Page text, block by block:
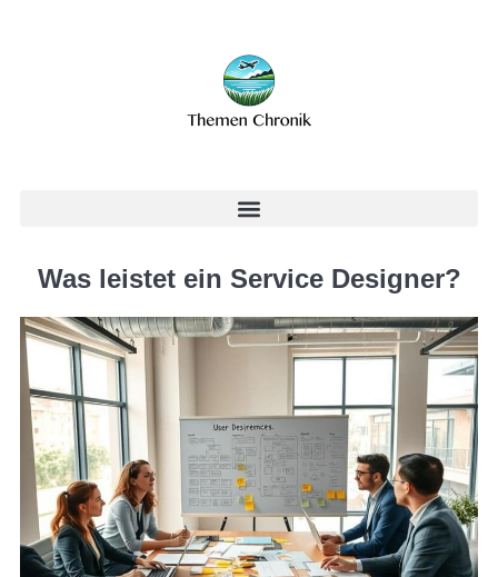
Was leistet ein Service Designer?